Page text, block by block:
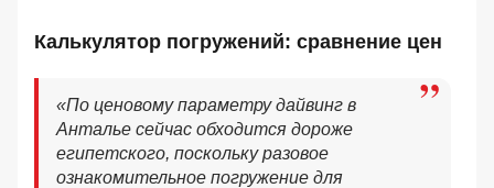
Калькулятор погружений: сравнение цен
«По ценовому параметру дайвинг в
Анталье сейчас обходится дороже
египетского, поскольку разовое
ознакомительное погружение для